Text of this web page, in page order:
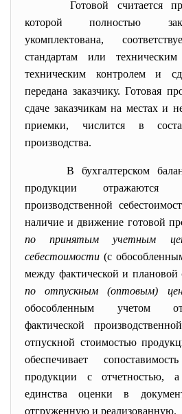
Готовой считается
которой полностью
укомплектована,
стандартам или
техническим контролем и
передана заказчику. Готовая
сдаче заказчикам на местах и
приемки, числится в
производства.
В бухгалтерском
продукции отражаются
производственной
наличие и движение готовой
по принятым учетным
себестоимости (с
между фактической и плановой
по отпускным (оптовым)
обособленным учетом
фактической
отпускной стоимостью
обеспечивает
продукции с отчетностью,
единства оценки в
отгруженную и реализованную.